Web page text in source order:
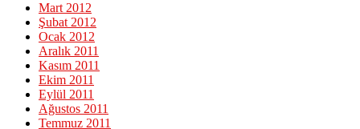
Mart 2012
Şubat 2012
Ocak 2012
Aralık 2011
Kasım 2011
Ekim 2011
Eylül 2011
Ağustos 2011
Temmuz 2011